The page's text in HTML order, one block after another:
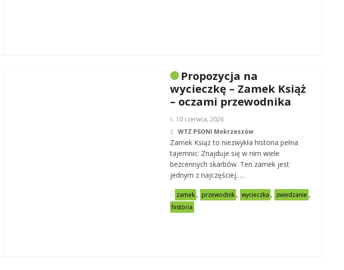
Propozycja na
wycieczkę – Zamek Książ
– oczami przewodnika
10 czerwca, 2026
WTZ PSONI Mokrzeszów
Zamek Książ to niezwykła historia pełna
tajemnic. Znajduje się w nim wiele
bezcennych skarbów. Ten zamek jest
jednym z najczęściej…..
zamek , przewodnik , wycieczka , zwiedzanie ,
historia